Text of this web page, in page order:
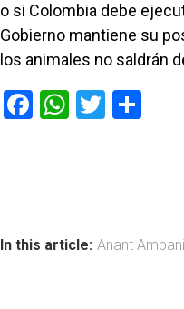
o si Colombia debe
Gobierno mantiene su
los animales no saldrán
F
ok
W
p
T
tir
In this article: Anant Ambani